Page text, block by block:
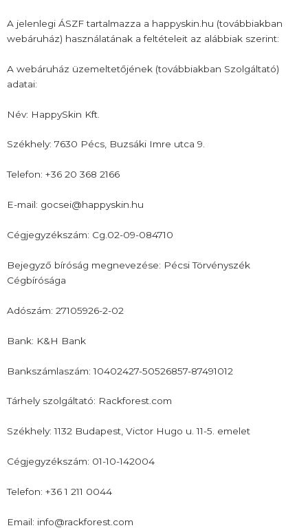
A jelenlegi ÁSZF tartalmazza a happyskin.hu (továbbiakban
webáruház) használatának a feltételeit az alábbiak szerint:
A webáruház üzemeltetőjének (továbbiakban Szolgáltató)
adatai:
Név: HappySkin Kft.
Székhely: 7630 Pécs, Buzsáki Imre utca 9.
Telefon: +36 20 368 2166
E-mail: gocsei@happyskin.hu
Cégjegyzékszám: Cg.02-09-084710
Bejegyző bíróság megnevezése: Pécsi Törvényszék
Cégbírósága
Adószám: 27105926-2-02
Bank: K&H Bank
Bankszámlaszám: 10402427-50526857-87491012
Tárhely szolgáltató: Rackforest.com
Székhely: 1132 Budapest, Victor Hugo u. 11-5. emelet
Cégjegyzékszám: 01-10-142004
Telefon: +36 1 211 0044
Email: info@rackforest.com